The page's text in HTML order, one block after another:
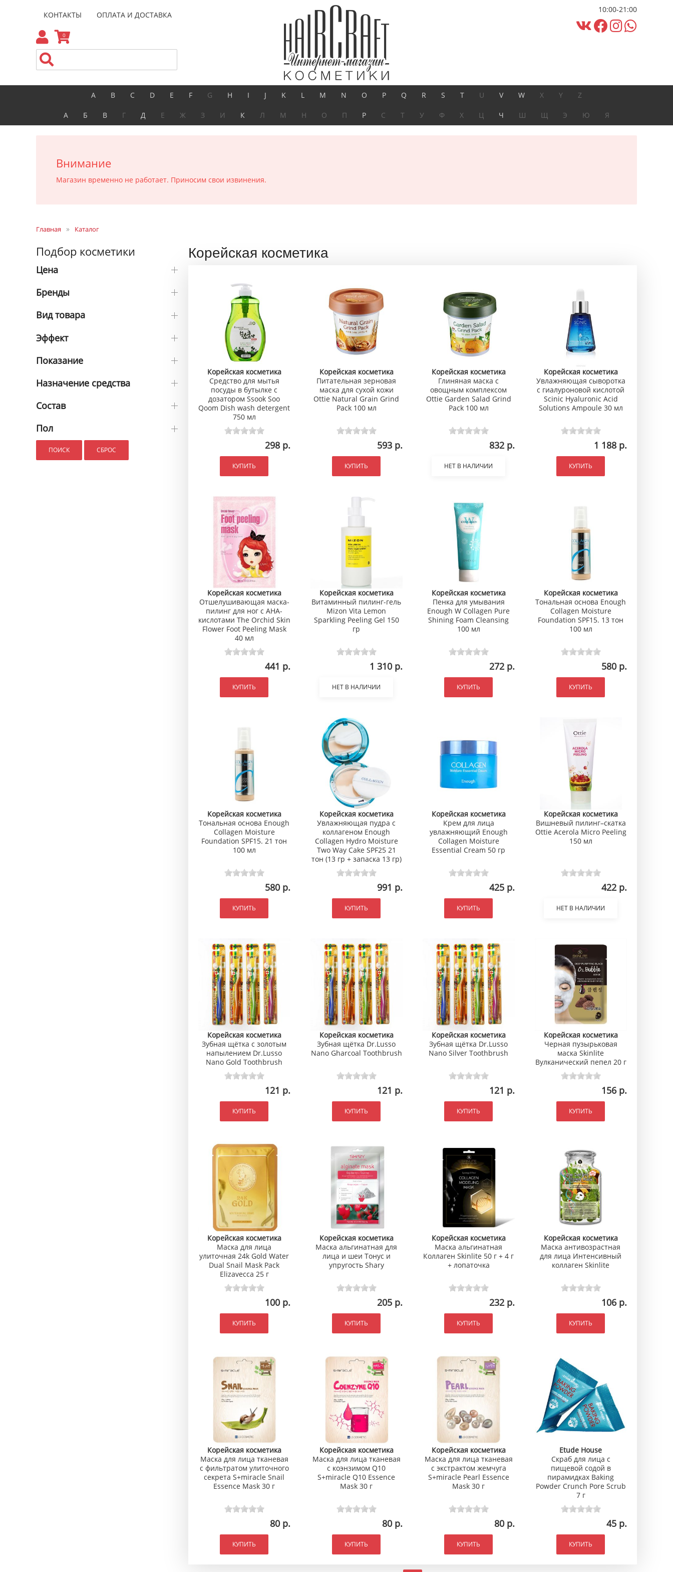
КОНТАКТЫ ОПЛАТА И ДОСТАВКА
0
10:00-21:00
A B C D E F G H I J K L M N O P Q R S T U V W X Y Z
А Б В Г Д Е Ж З И К Л М Н О П Р С Т У Ф Х Ц Ч Ш Щ Э Ю Я
Внимание
Магазин временно не работает. Приносим свои извинения.
Главная Каталог
Корейская косметика
Корейская косметика
Средство для мытья
посуды в бутылке с
дозатором Ssook Soo
Qoom Dish wash detergent
750 мл
298 р.
КУПИТЬ
Корейская косметика
Питательная зерновая
маска для сухой кожи
Ottie Natural Grain Grind
Pack 100 мл
593 р.
КУПИТЬ
Корейская косметика
Глиняная маска с
овощным комплексом
Ottie Garden Salad Grind
Pack 100 мл
832 р.
НЕТ В НАЛИЧИИ
Корейская косметика
Увлажняющая сыворотка
с гиалуроновой кислотой
Scinic Hyaluronic Acid
Solutions Ampoule 30 мл
1 188 р.
КУПИТЬ
Корейская косметика
Отшелушивающая маска-
пилинг для ног с AHA-
кислотами The Orchid Skin
Flower Foot Peeling Mask
40 мл
441 р.
КУПИТЬ
Корейская косметика
Витаминный пилинг-гель
Mizon Vita Lemon
Sparkling Peeling Gel 150
гр
1 310 р.
НЕТ В НАЛИЧИИ
Корейская косметика
Пенка для умывания
Enough W Collagen Pure
Shining Foam Cleansing
100 мл
272 р.
КУПИТЬ
Корейская косметика
Тональная основа Enough
Collagen Moisture
Foundation SPF15. 13 тон
100 мл
580 р.
КУПИТЬ
Корейская косметика
Тональная основа Enough
Collagen Moisture
Foundation SPF15. 21 тон
100 мл
580 р.
КУПИТЬ
Корейская косметика
Увлажняющая пудра с
коллагеном Enough
Collagen Hydro Moisture
Two Way Cake SPF25 21
тон (13 гр + запаска 13 гр)
991 р.
КУПИТЬ
Корейская косметика
Крем для лица
увлажняющий Enough
Collagen Moisture
Essential Cream 50 гр
425 р.
КУПИТЬ
Корейская косметика
Вишневый пилинг–скатка
Ottie Acerola Micro Peeling
150 мл
422 р.
НЕТ В НАЛИЧИИ
Корейская косметика
Зубная щётка с золотым
напылением Dr.Lusso
Nano Gold Toothbrush
121 р.
КУПИТЬ
Корейская косметика
Зубная щётка Dr.Lusso
Nano Gharcoal Toothbrush
121 р.
КУПИТЬ
Корейская косметика
Зубная щётка Dr.Lusso
Nano Silver Toothbrush
121 р.
КУПИТЬ
Корейская косметика
Черная пузырьковая
маска Skinlite
Вулканический пепел 20 г
156 р.
КУПИТЬ
Корейская косметика
Маска для лица
улиточная 24k Gold Water
Dual Snail Mask Pack
Elizavecca 25 г
100 р.
КУПИТЬ
Корейская косметика
Маска альгинатная для
лица и шеи Тонус и
упругость Shary
205 р.
КУПИТЬ
Корейская косметика
Маска альгинатная
Коллаген Skinlite 50 г + 4 г
+ лопаточка
232 р.
КУПИТЬ
Корейская косметика
Маска антивозрастная
для лица Интенсивный
коллаген Skinlite
106 р.
КУПИТЬ
Корейская косметика
Маска для лица тканевая
с фильтратом улиточного
секрета S+miracle Snail
Essence Mask 30 г
80 р.
КУПИТЬ
Корейская косметика
Маска для лица тканевая
с коэнзимом Q10
S+miracle Q10 Essence
Mask 30 г
80 р.
КУПИТЬ
Корейская косметика
Маска для лица тканевая
с экстрактом жемчуга
S+miracle Pearl Essence
Mask 30 г
80 р.
КУПИТЬ
Etude House
Скраб для лица с
пищевой содой в
пирамидках Baking
Powder Crunch Pore Scrub
7 г
45 р.
КУПИТЬ
Подбор косметики
Цена
Бренды
Вид товара
Эффект
Показание
Назначение средства
Состав
Пол